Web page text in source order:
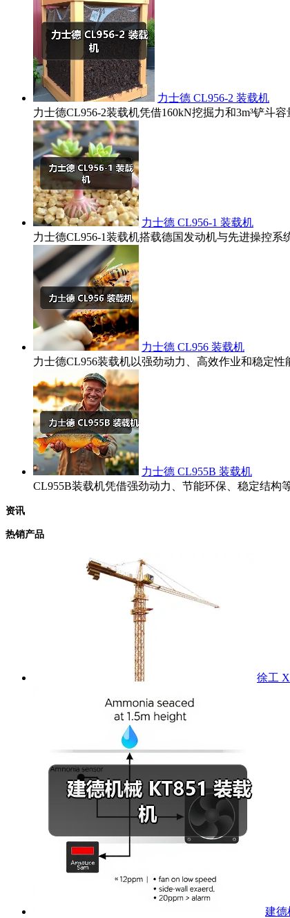
力士德 CL956-2 装载机
力士德CL956-2装载机凭借160kN挖掘力和3m³铲斗
力士德 CL956-1 装载机
力士德CL956-1装载机搭载德国发动机与先进操控系
力士德 CL956 装载机
力士德CL956装载机以强劲动力、高效作业和稳定
力士德 CL955B 装载机
CL955B装载机凭借强劲动力、节能环保、稳定结构
资讯
热销产品
徐工
建德